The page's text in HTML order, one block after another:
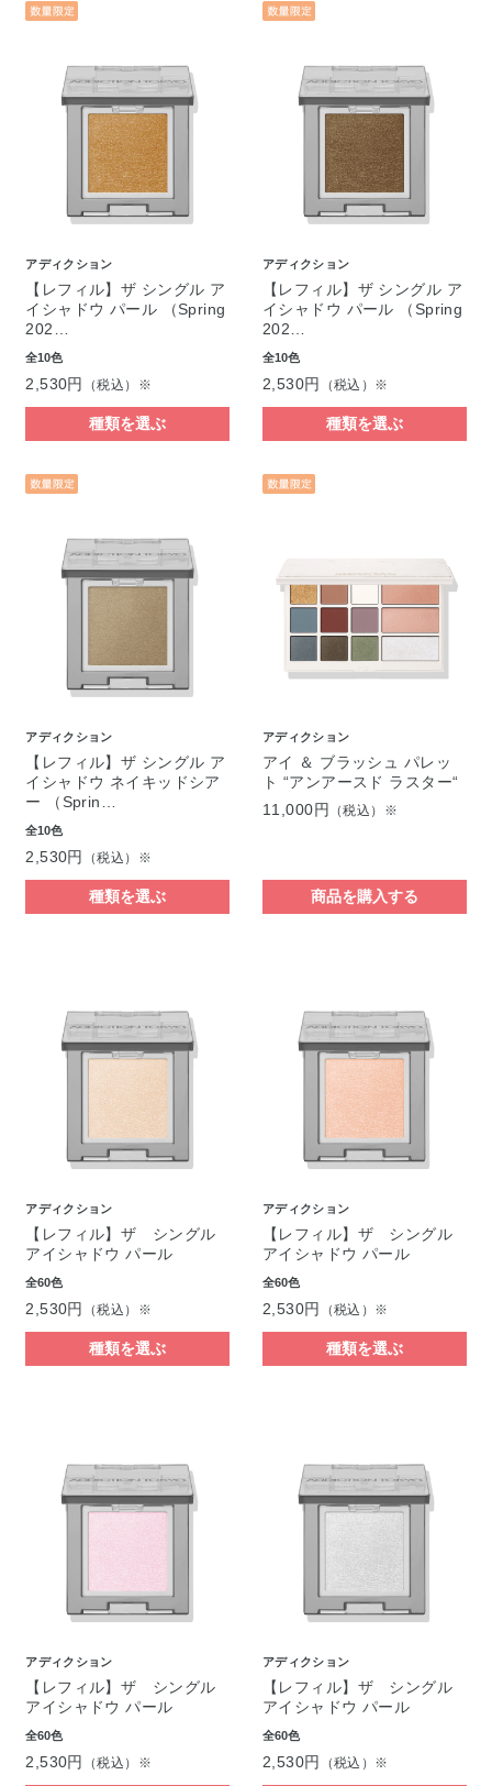
アディクション
【レフィル】ザ シングル ア
イシャドウ パール （Spring
202…
全10色
2,530円 （税込）※
種類を選ぶ
アディクション
【レフィル】ザ シングル ア
イシャドウ パール （Spring
202…
全10色
2,530円 （税込）※
種類を選ぶ
アディクション
【レフィル】ザ シングル ア
イシャドウ ネイキッドシア
ー （Sprin…
全10色
2,530円 （税込）※
種類を選ぶ
アディクション
アイ ＆ ブラッシュ パレッ
ト “アンアースド ラスター“
11,000円 （税込）※
商品を購入する
アディクション
【レフィル】ザ シングル
アイシャドウ パール
全60色
2,530円 （税込）※
種類を選ぶ
アディクション
【レフィル】ザ シングル
アイシャドウ パール
全60色
2,530円 （税込）※
種類を選ぶ
アディクション
【レフィル】ザ シングル
アイシャドウ パール
全60色
2,530円 （税込）※
アディクション
【レフィル】ザ シングル
アイシャドウ パール
全60色
2,530円 （税込）※